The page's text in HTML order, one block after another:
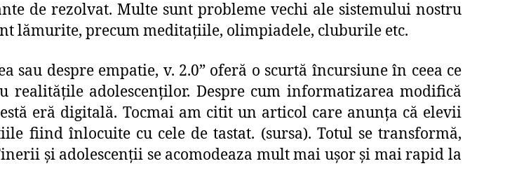
de rezolvat. Multe sunt probleme vechi ale sistemului nostru
lămurite, precum meditațiile, olimpiadele, cluburile etc.
despre empatie, v. 2.0” oferă o scurtă încursiune în ceea ce
realitățile adolescenților. Despre cum informatizarea modifică
eră digitală. Tocmai am citit un articol care anunța că elevii
fiind înlocuite cu cele de tastat. (sursa). Totul se transformă,
și adolescenții se acomodeaza mult mai ușor și mai rapid la